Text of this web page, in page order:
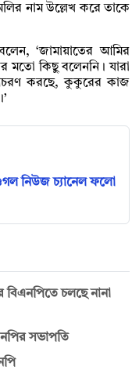
নাম উল্লেখ করে তাকে
‘জামায়াতের আমির
মতো কিছু বলেননি। যারা
করছে, কুকুরের কাজ
নিউজ চ্যানেল ফলো
বিএনপিতে চলছে নানা
সভাপতি